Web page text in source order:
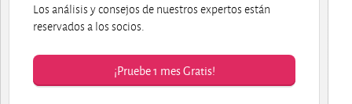
Los análisis y consejos de nuestros expertos están
reservados a los socios.
¡Pruebe 1 mes Gratis!